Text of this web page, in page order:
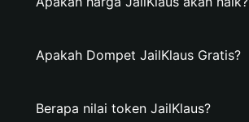
Apakah Dompet JailKlaus Gratis?
Berapa nilai token JailKlaus?